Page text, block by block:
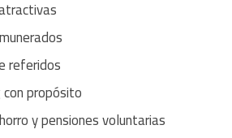
referidos
propósito
y pensiones voluntarias